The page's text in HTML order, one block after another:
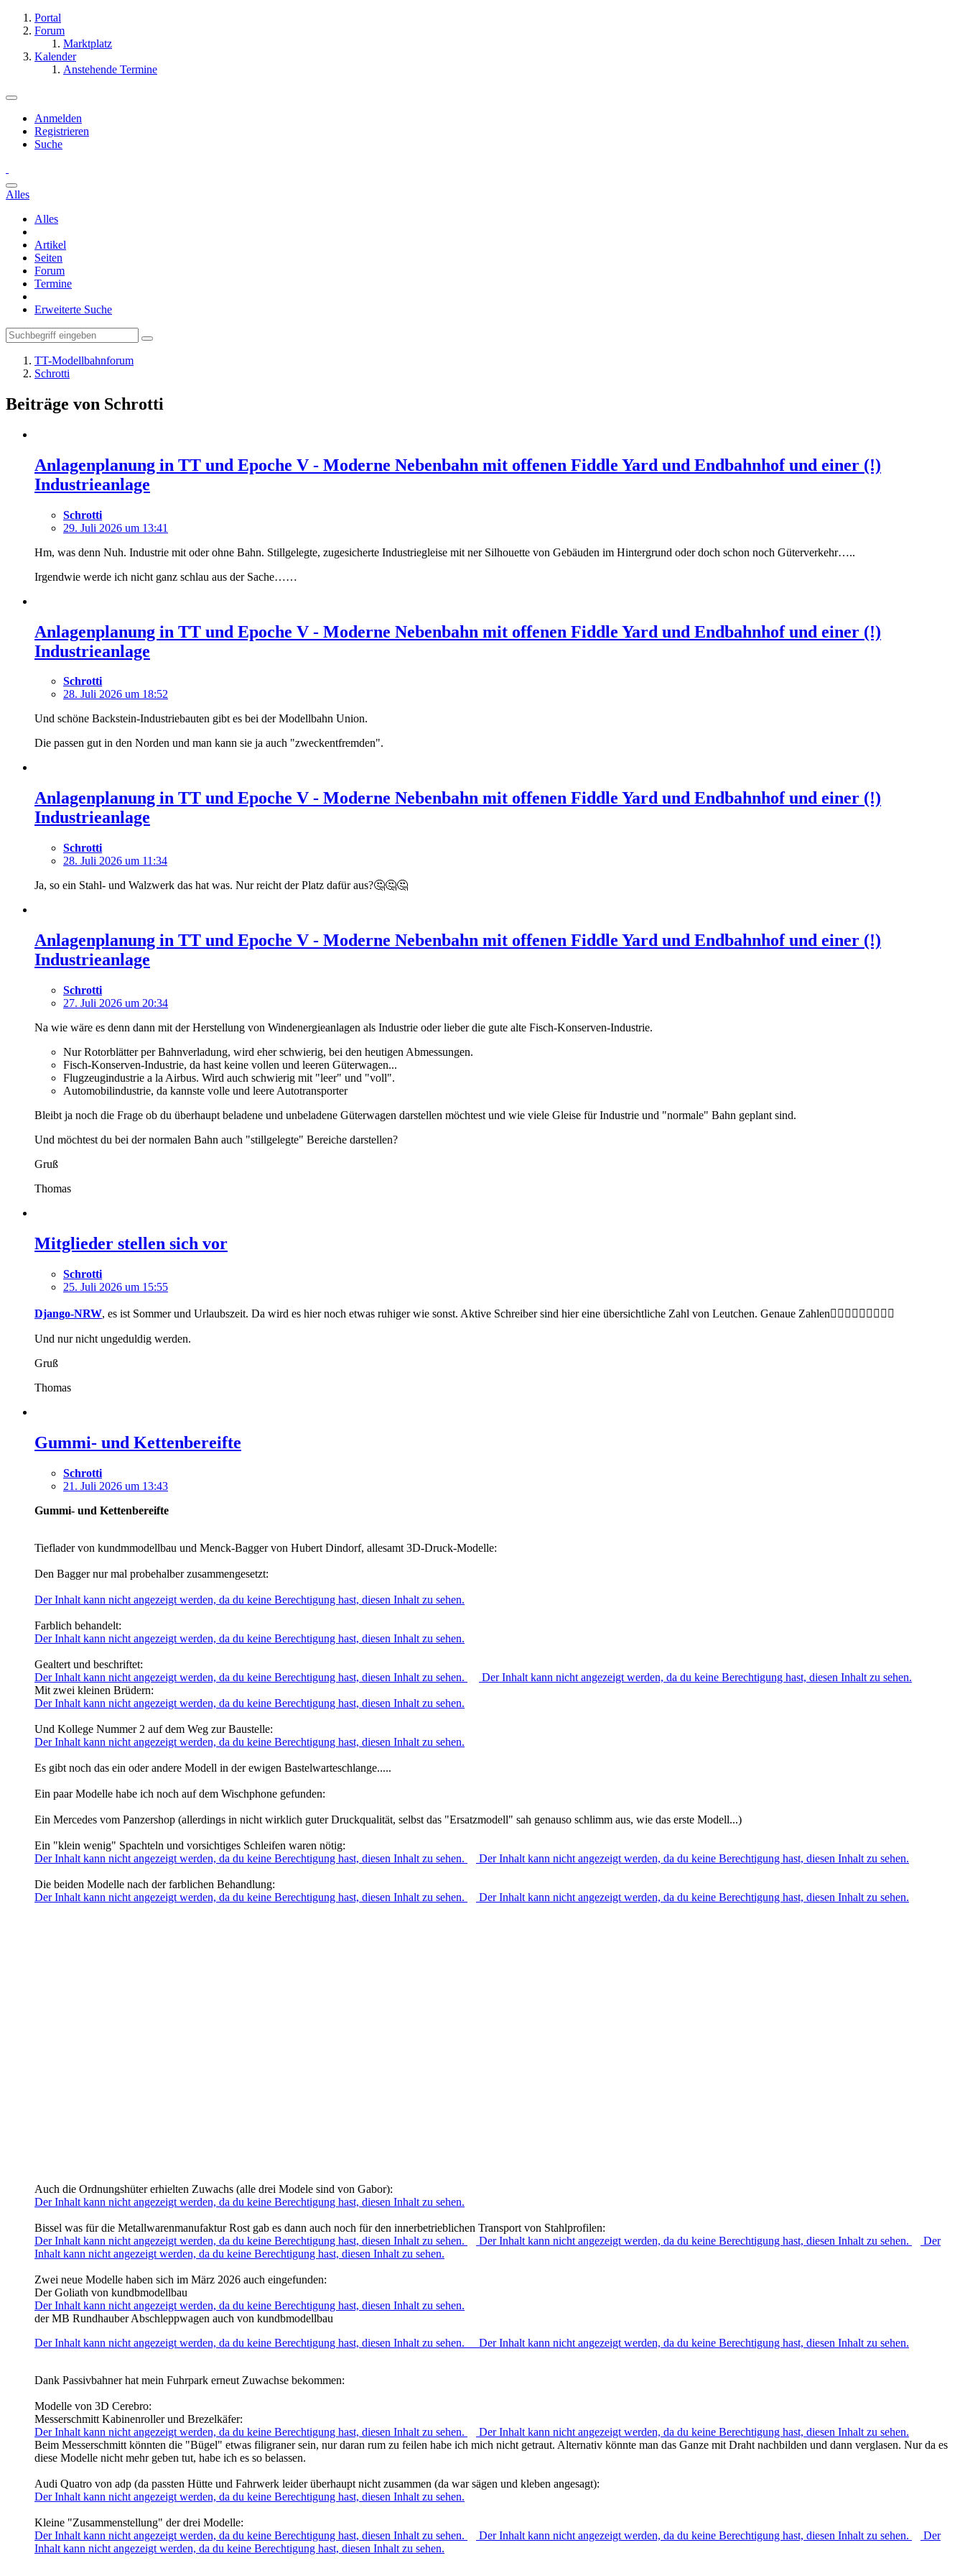
Portal
Forum
Marktplatz
Kalender
Anstehende Termine
Anmelden
Registrieren
Suche
Alles
Alles
Artikel
Seiten
Forum
Termine
Erweiterte Suche
TT-Modellbahnforum
Schrotti
Beiträge von Schrotti
Anlagenplanung in TT und Epoche V - Moderne Nebenbahn mit offenen Fiddle Yard und Endbahnhof und einer (!)
Industrieanlage
Schrotti
29. Juli 2026 um 13:41
Hm, was denn Nuh. Industrie mit oder ohne Bahn. Stillgelegte, zugesicherte Industriegleise mit ner Silhouette von Gebäuden im Hintergrund oder doch schon noch Güterverkehr…..
Irgendwie werde ich nicht ganz schlau aus der Sache……
Anlagenplanung in TT und Epoche V - Moderne Nebenbahn mit offenen Fiddle Yard und Endbahnhof und einer (!)
Industrieanlage
Schrotti
28. Juli 2026 um 18:52
Und schöne Backstein-Industriebauten gibt es bei der Modellbahn Union.
Die passen gut in den Norden und man kann sie ja auch "zweckentfremden".
Anlagenplanung in TT und Epoche V - Moderne Nebenbahn mit offenen Fiddle Yard und Endbahnhof und einer (!)
Industrieanlage
Schrotti
28. Juli 2026 um 11:34
Ja, so ein Stahl- und Walzwerk das hat was. Nur reicht der Platz dafür aus?🤔🤔🤔
Anlagenplanung in TT und Epoche V - Moderne Nebenbahn mit offenen Fiddle Yard und Endbahnhof und einer (!)
Industrieanlage
Schrotti
27. Juli 2026 um 20:34
Na wie wäre es denn dann mit der Herstellung von Windenergieanlagen als Industrie oder lieber die gute alte Fisch-Konserven-Industrie.
Nur Rotorblätter per Bahnverladung, wird eher schwierig, bei den heutigen Abmessungen.
Fisch-Konserven-Industrie, da hast keine vollen und leeren Güterwagen...
Flugzeugindustrie a la Airbus. Wird auch schwierig mit "leer" und "voll".
Automobilindustrie, da kannste volle und leere Autotransporter
Bleibt ja noch die Frage ob du überhaupt beladene und unbeladene Güterwagen darstellen möchtest und wie viele Gleise für Industrie und "normale" Bahn geplant sind.
Und möchtest du bei der normalen Bahn auch "stillgelegte" Bereiche darstellen?
Gruß
Thomas
Mitglieder stellen sich vor
Schrotti
25. Juli 2026 um 15:55
Django-NRW, es ist Sommer und Urlaubszeit. Da wird es hier noch etwas ruhiger wie sonst. Aktive Schreiber sind hier eine übersichtliche Zahl von Leutchen. Genaue Zahlen🤷🏻‍♂️🤷🏻‍♂️🤷🏻‍♂️
Und nur nicht ungeduldig werden.
Gruß
Thomas
Gummi- und Kettenbereifte
Schrotti
21. Juli 2026 um 13:43
Gummi- und Kettenbereifte
Tieflader von kundmmodellbau und Menck-Bagger von Hubert Dindorf, allesamt 3D-Druck-Modelle:
Den Bagger nur mal probehalber zusammengesetzt:
Der Inhalt kann nicht angezeigt werden, da du keine Berechtigung hast, diesen Inhalt zu sehen.
Farblich behandelt:
Der Inhalt kann nicht angezeigt werden, da du keine Berechtigung hast, diesen Inhalt zu sehen.
Gealtert und beschriftet:
Der Inhalt kann nicht angezeigt werden, da du keine Berechtigung hast, diesen Inhalt zu sehen.
Der Inhalt kann nicht angezeigt werden, da du keine Berechtigung hast, diesen Inhalt zu sehen.
Mit zwei kleinen Brüdern:
Der Inhalt kann nicht angezeigt werden, da du keine Berechtigung hast, diesen Inhalt zu sehen.
Und Kollege Nummer 2 auf dem Weg zur Baustelle:
Der Inhalt kann nicht angezeigt werden, da du keine Berechtigung hast, diesen Inhalt zu sehen.
Es gibt noch das ein oder andere Modell in der ewigen Bastelwarteschlange.....
Ein paar Modelle habe ich noch auf dem Wischphone gefunden:
Ein Mercedes vom Panzershop (allerdings in nicht wirklich guter Druckqualität, selbst das "Ersatzmodell" sah genauso schlimm aus, wie das erste Modell...)
Ein "klein wenig" Spachteln und vorsichtiges Schleifen waren nötig:
Der Inhalt kann nicht angezeigt werden, da du keine Berechtigung hast, diesen Inhalt zu sehen.
Der Inhalt kann nicht angezeigt werden, da du keine Berechtigung hast, diesen Inhalt zu sehen.
Die beiden Modelle nach der farblichen Behandlung:
Der Inhalt kann nicht angezeigt werden, da du keine Berechtigung hast, diesen Inhalt zu sehen.
Der Inhalt kann nicht angezeigt werden, da du keine Berechtigung hast, diesen Inhalt zu sehen.
Auch die Ordnungshüter erhielten Zuwachs (alle drei Modele sind von Gabor):
Der Inhalt kann nicht angezeigt werden, da du keine Berechtigung hast, diesen Inhalt zu sehen.
Bissel was für die Metallwarenmanufaktur Rost gab es dann auch noch für den innerbetrieblichen Transport von Stahlprofilen:
Der Inhalt kann nicht angezeigt werden, da du keine Berechtigung hast, diesen Inhalt zu sehen.
Der Inhalt kann nicht angezeigt werden, da du keine Berechtigung hast, diesen Inhalt zu sehen.
Der
Inhalt kann nicht angezeigt werden, da du keine Berechtigung hast, diesen Inhalt zu sehen.
Zwei neue Modelle haben sich im März 2026 auch eingefunden:
Der Goliath von kundbmodellbau
Der Inhalt kann nicht angezeigt werden, da du keine Berechtigung hast, diesen Inhalt zu sehen.
der MB Rundhauber Abschleppwagen auch von kundbmodellbau
Der Inhalt kann nicht angezeigt werden, da du keine Berechtigung hast, diesen Inhalt zu sehen.
Der Inhalt kann nicht angezeigt werden, da du keine Berechtigung hast, diesen Inhalt zu sehen.
Dank Passivbahner hat mein Fuhrpark erneut Zuwachse bekommen:
Modelle von 3D Cerebro:
Messerschmitt Kabinenroller und Brezelkäfer:
Der Inhalt kann nicht angezeigt werden, da du keine Berechtigung hast, diesen Inhalt zu sehen.
Der Inhalt kann nicht angezeigt werden, da du keine Berechtigung hast, diesen Inhalt zu sehen.
Beim Messerschmitt könnten die "Bügel" etwas filigraner sein, nur daran rum zu feilen habe ich mich nicht getraut. Alternativ könnte man das Ganze mit Draht nachbilden und dann verglasen. Nur da es
diese Modelle nicht mehr geben tut, habe ich es so belassen.
Audi Quatro von adp (da passten Hütte und Fahrwerk leider überhaupt nicht zusammen (da war sägen und kleben angesagt):
Der Inhalt kann nicht angezeigt werden, da du keine Berechtigung hast, diesen Inhalt zu sehen.
Kleine "Zusammenstellung" der drei Modelle:
Der Inhalt kann nicht angezeigt werden, da du keine Berechtigung hast, diesen Inhalt zu sehen.
Der Inhalt kann nicht angezeigt werden, da du keine Berechtigung hast, diesen Inhalt zu sehen.
Der
Inhalt kann nicht angezeigt werden, da du keine Berechtigung hast, diesen Inhalt zu sehen.